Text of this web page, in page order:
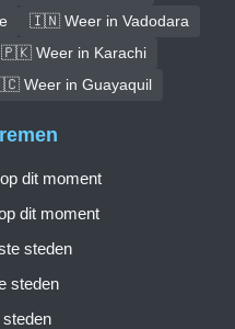
🇮🇳 Weer in Vadodara
🇵🇰 Weer in Karachi
Weer in Guayaquil
dit moment
dit moment
steden
steden